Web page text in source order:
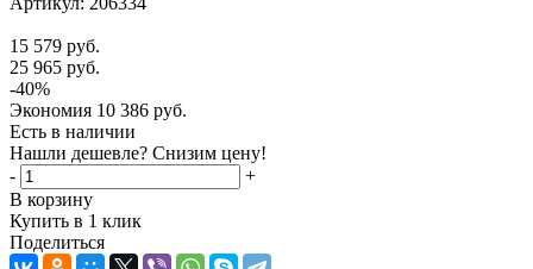
15 579 руб.
25 965 руб.
-40%
Экономия 10 386 руб.
Есть в наличии
Нашли дешевле? Снизим цену!
-
+
В корзину
Купить в 1 клик
Поделиться